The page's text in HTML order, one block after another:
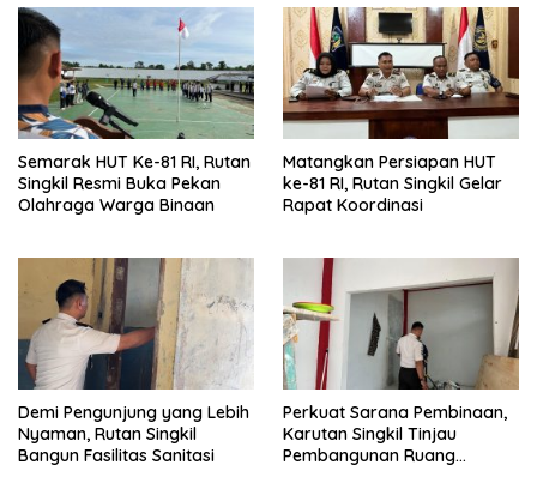
Semarak HUT Ke-81 RI, Rutan
Singkil Resmi Buka Pekan
Olahraga Warga Binaan
Matangkan Persiapan HUT
ke-81 RI, Rutan Singkil Gelar
Rapat Koordinasi
Demi Pengunjung yang Lebih
Nyaman, Rutan Singkil
Bangun Fasilitas Sanitasi
Perkuat Sarana Pembinaan,
Karutan Singkil Tinjau
Pembangunan Ruang